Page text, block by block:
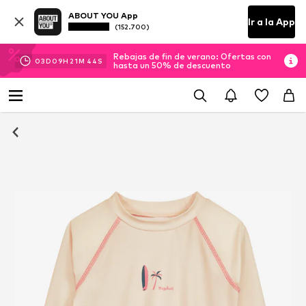
ABOUT YOU App
(152.700) Ir a la App
03D 09H 21M 44 S
Rebajas de fin de verano: Ofertas con
hasta un 50% de descuento